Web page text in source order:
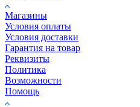
Магазины
Условия оплаты
Условия доставки
Гарантия на товар
Реквизиты
Политика
Возможности
Помощь